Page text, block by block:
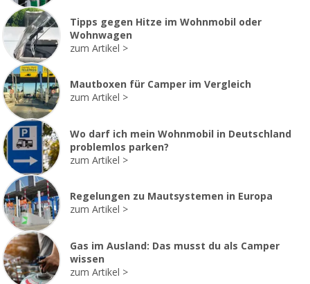
Tipps gegen Hitze im Wohnmobil oder
Wohnwagen
zum Artikel
Mautboxen für Camper im Vergleich
zum Artikel
Wo darf ich mein Wohnmobil in Deutschland
problemlos parken?
zum Artikel
Regelungen zu Mautsystemen in Europa
zum Artikel
Gas im Ausland: Das musst du als Camper
wissen
zum Artikel